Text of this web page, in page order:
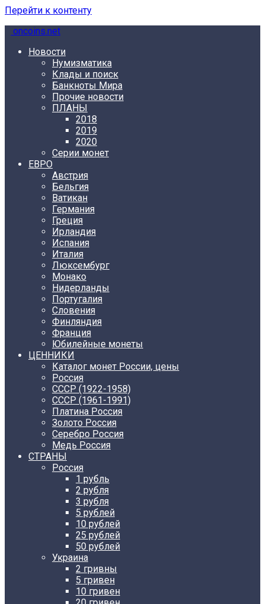
Перейти к контенту
oncoins.net
Новости
Нумизматика
Клады и поиск
Банкноты Мира
Прочие новости
ПЛАНЫ
2018
2019
2020
Серии монет
ЕВРО
Австрия
Бельгия
Ватикан
Германия
Греция
Ирландия
Испания
Италия
Люксембург
Монако
Нидерланды
Португалия
Словения
Финляндия
Франция
Юбилейные монеты
ЦЕННИКИ
Каталог монет России, цены
Россия
СССР (1922-1958)
CCCР (1961-1991)
Платина Россия
Золото Россия
Серебро Россия
Медь Россия
СТРАНЫ
Россия
1 рубль
2 рубля
3 рубля
5 рублей
10 рублей
25 рублей
50 рублей
Украина
2 гривны
5 гривен
10 гривен